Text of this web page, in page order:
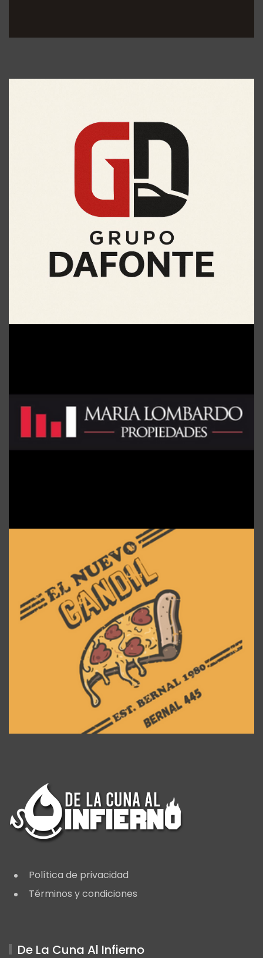
Política de privacidad
Términos y condiciones
De La Cuna Al Infierno